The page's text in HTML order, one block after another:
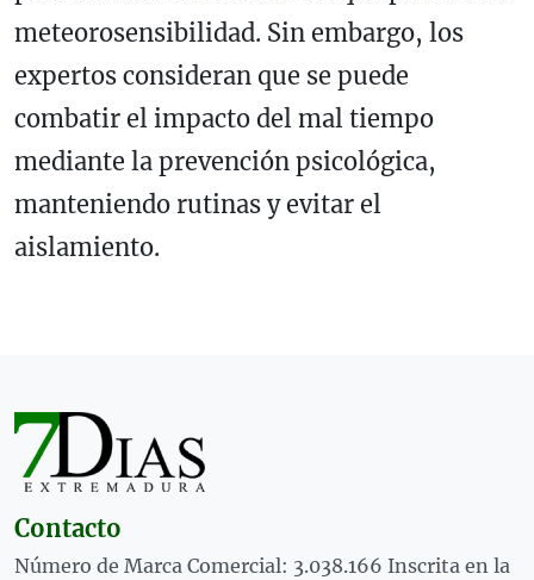
meteorosensibilidad. Sin embargo, los
expertos consideran que se puede
combatir el impacto del mal tiempo
mediante la prevención psicológica,
manteniendo rutinas y evitar el
aislamiento.
Contacto
Número de Marca Comercial: 3.038.166 Inscrita en la